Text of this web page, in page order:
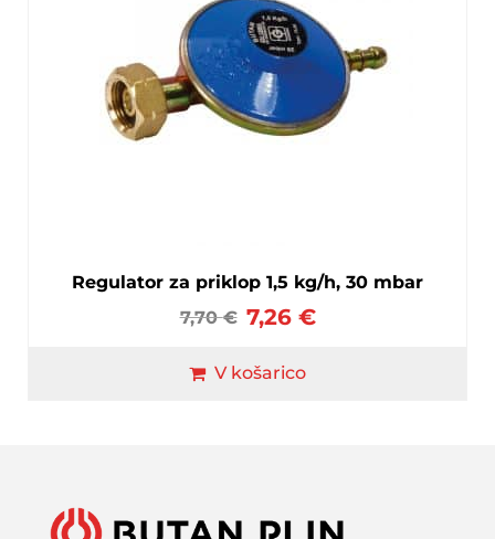
Regulator za priklop 1,5 kg/h, 30 mbar
7,70€ 7,26€
V košarico